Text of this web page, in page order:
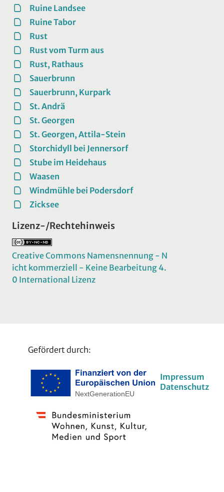
Ruine Landsee
Ruine Tabor
Rust
Rust vom Turm aus
Rust, Rathaus
Sauerbrunn
Sauerbrunn, Kurpark
St. Andrä
St. Georgen
St. Georgen, Attila-Stein
Storchidyll bei Jennersorf
Stube im Heidehaus
Waasen
Windmühle bei Podersdorf
Zicksee
Lizenz-/Rechtehinweis
Creative Commons Namensnennung - N
icht kommerziell - Keine Bearbeitung 4.
0 International Lizenz
Gefördert durch:
Impressum
Datenschutz